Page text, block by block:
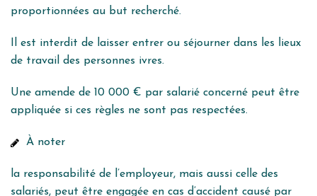
proportionnées au but recherché.
Il est interdit de laisser entrer ou séjourner dans les lieux
de travail des personnes ivres.
Une amende de 10 000 € par salarié concerné peut être
appliquée si ces règles ne sont pas respectées.
À noter
la responsabilité de l’employeur, mais aussi celle des
salariés, peut être engagée en cas d’accident causé par